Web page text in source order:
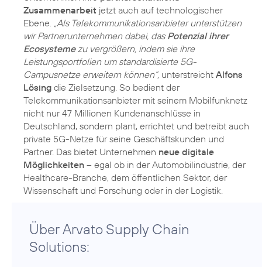
Zusammenarbeit jetzt auch auf technologischer
Ebene. „Als Telekommunikationsanbieter unterstützen
wir Partnerunternehmen dabei, das Potenzial ihrer
Ecosystemezu vergrößern, indem sie ihre
Leistungsportfolien um standardisierte 5G-
Campusnetze erweitern können“, unterstreicht Alfons
Lösing die Zielsetzung. So bedient der
Telekommunikationsanbieter mit seinem Mobilfunknetz
nicht nur 47 Millionen Kundenanschlüsse in
Deutschland, sondern plant, errichtet und betreibt auch
private 5G-Netze für seine Geschäftskunden und
Partner. Das bietet Unternehmen neue digitale
Möglichkeiten – egal ob in der Automobilindustrie, der
Healthcare-Branche, dem öffentlichen Sektor, der
Über Arvato Supply Chain
Solutions: